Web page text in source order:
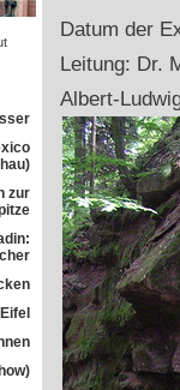
zur
Datum der
Leitung: Dr.
Albert-